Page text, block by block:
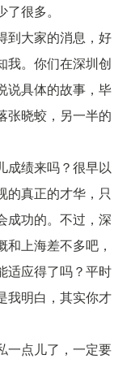
很多。
到大家的消息，好
我。你们在深圳创
说具体的故事，毕
张晓蛟，另一半的
成绩来吗？很早以
的真正的才华，只
成功的。不过，深
上海差不多吧，
适应得了吗？平时
我明白，其实你才
一点儿了，一定要